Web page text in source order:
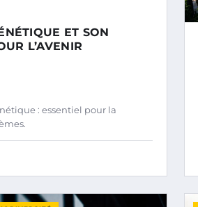
ET SON
L’AVENIR
: essentiel pour la